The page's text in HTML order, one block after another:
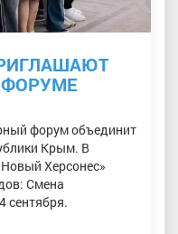
ФОРУМЕ
форум объединит
Крым. В
Херсонес»
Смена
сентября.